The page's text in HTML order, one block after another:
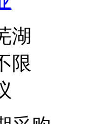
湖
限